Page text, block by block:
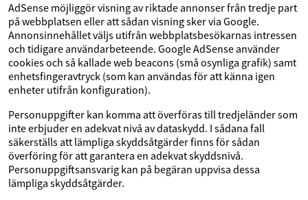
AdSense möjliggör visning av riktade annonser från tredje part
på webbplatsen eller att sådan visning sker via Google.
Annonsinnehållet väljs utifrån webbplatsbesökarnas intressen
och tidigare användarbeteende. Google AdSense använder
cookies och så kallade web beacons (små osynliga grafik) samt
enhetsfingeravtryck (som kan användas för att känna igen
enheter utifrån konfiguration).
Personuppgifter kan komma att överföras till tredjeländer som
inte erbjuder en adekvat nivå av dataskydd. I sådana fall
säkerställs att lämpliga skyddsåtgärder finns för sådan
överföring för att garantera en adekvat skyddsnivå.
Personuppgiftsansvarig kan på begäran uppvisa dessa
lämpliga skyddsåtgärder.